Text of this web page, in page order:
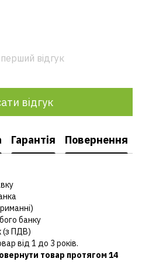
відгук
відгук
Гарантія Повернення
банку
(з ПДВ)
від 1 до 3 років.
товар протягом 14